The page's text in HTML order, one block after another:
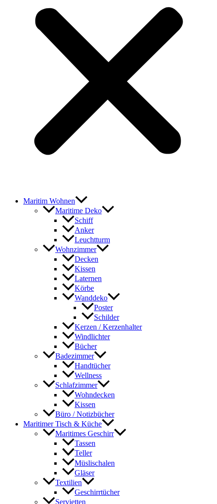
Maritim Wohnen
Maritime Deko
Schiff
Anker
Leuchtturm
Wohnzimmer
Decken
Kissen
Laternen
Körbe
Wanddeko
Poster
Schilder
Kerzen / Kerzenhalter
Windlichter
Bücher
Badezimmer
Handtücher
Wellness
Schlafzimmer
Wohndecken
Kissen
Büro / Notizbücher
Maritimer Tisch & Küche
Maritimes Geschirr
Tassen
Teller
Müslischalen
Gläser
Textilien
Geschirrtücher
Servietten